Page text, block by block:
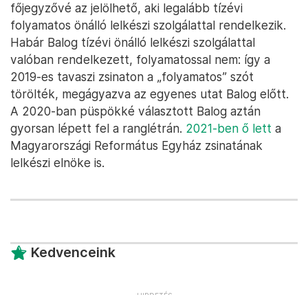
főjegyzővé az jelölhető, aki legalább tízévi
folyamatos önálló lelkészi szolgálattal rendelkezik.
Habár Balog tízévi önálló lelkészi szolgálattal
valóban rendelkezett, folyamatossal nem: így a
2019-es tavaszi zsinaton a „folyamatos” szót
törölték, megágyazva az egyenes utat Balog előtt.
A 2020-ban püspökké választott Balog aztán
gyorsan lépett fel a ranglétrán. 2021-ben ő lett a
Magyarországi Református Egyház zsinatának
lelkészi elnöke is.
Kedvenceink